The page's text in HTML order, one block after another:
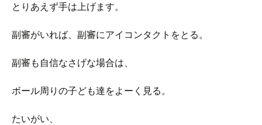
とりあえず手は上げます。
副審がいれば、副審にアイコンタクトをとる。
副審も自信なさげな場合は、
ボール周りの子ども達をよーく見る。
たいがい、